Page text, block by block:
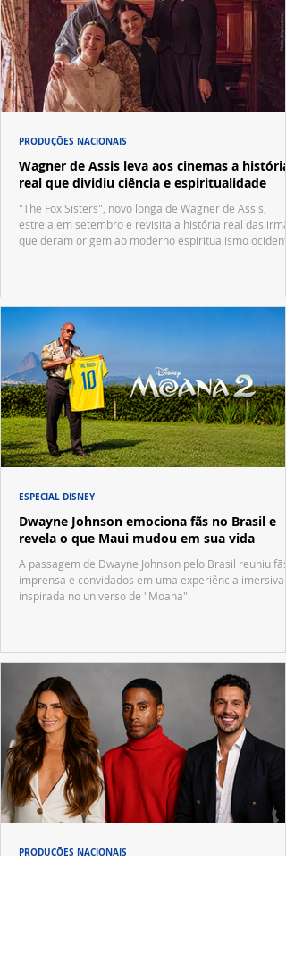
Wagner de Assis leva aos cinemas a história
real que dividiu ciência e espiritualidade
"The Fox Sisters", novo longa de Wagner de Assis,
estreia em setembro e revisita a história real das
que deram origem ao moderno espiritualismo
PRODUÇÕES NACIONAIS
Dwayne Johnson emociona fãs no Brasil e
revela o que Maui mudou em sua vida
A passagem de Dwayne Johnson pelo Brasil reuniu fãs,
imprensa e convidados em uma experiência imersiva
inspirada no universo de "Moana".
ESPECIAL DISNEY
PRODUÇÕES NACIONAIS